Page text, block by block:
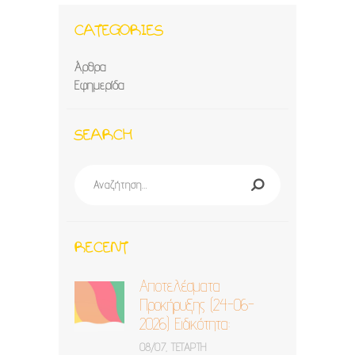
CATEGORIES
Άρθρα
Εφημερίδα
SEARCH
RECENT
Αποτελέσματα
Προκήρυξης (24-06-
2026) Ειδικότητα:
Ψυχίατρος
08/07, ΤΕΤΆΡΤΗ